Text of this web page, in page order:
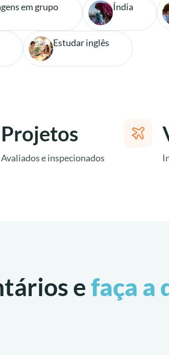
em grupo Índia
Estudar inglês
Projetos
Avaliados e inspecionados
efaça a